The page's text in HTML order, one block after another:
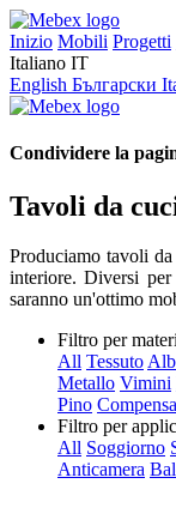
Inizio Mobili Progetti
Italiano IT
English Български
Condividere la
Tavoli da
Produciamo tavoli
interiore. Diversi
saranno un'ottimo
Filtro per
All Tessuto
Metallo Vimini
Pino
Filtro per
All Soggiorno
Anticamera